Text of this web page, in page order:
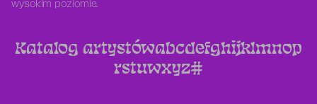
wysokim poziomie.
Katalog artystówabcdefghijklmnop
rstuwxyz#